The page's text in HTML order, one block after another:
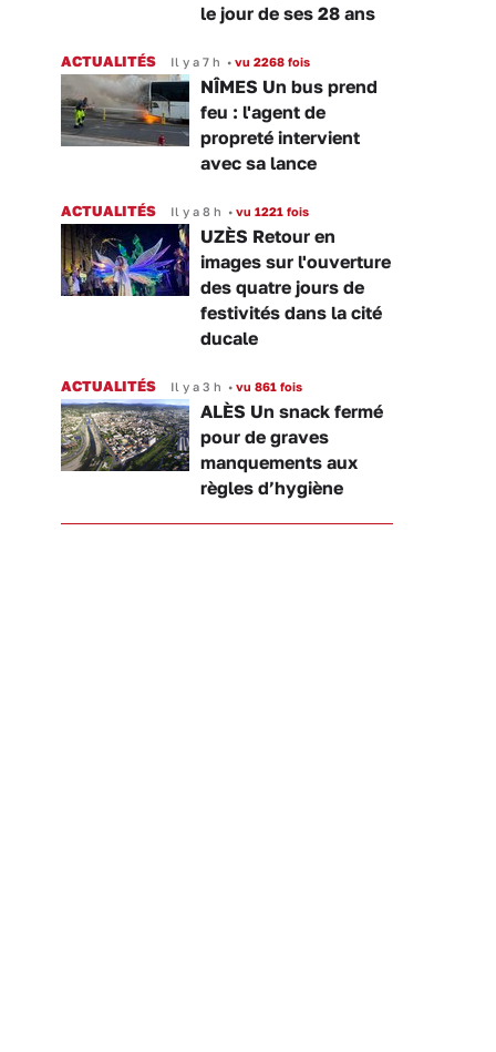
le jour de ses 28 ans
ACTUALITÉS Il y a 7 h • vu 2268 fois
NÎMES Un bus prend
feu : l'agent de
propreté intervient
avec sa lance
ACTUALITÉS Il y a 8 h • vu 1221 fois
UZÈS Retour en
images sur l'ouverture
des quatre jours de
festivités dans la cité
ducale
ACTUALITÉS Il y a 3 h • vu 861 fois
ALÈS Un snack fermé
pour de graves
manquements aux
règles d’hygiène